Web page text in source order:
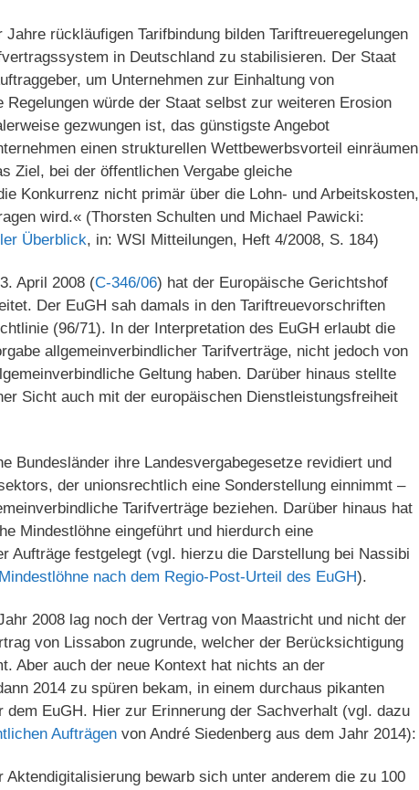
rückläufigen Tarifbindung bilden Tariftreueregelungen
in Deutschland zu stabilisieren. Der Staat
um Unternehmen zur Einhaltung von
würde der Staat selbst zur weiteren Erosion
gezwungen ist, das günstigste Angebot
einen strukturellen Wettbewerbsvorteil einräumen
Ziel, bei der öffentlichen Vergabe gleiche
Konkurrenz nicht primär über die Lohn- und Arbeitskosten,
wird.« (Thorsten Schulten und Michael Pawicki:
Überblick, in: WSI Mitteilungen, Heft 4/2008, S. 184)
April 2008 (C-346/06) hat der Europäische Gerichtshof
Der EuGH sah damals in den Tariftreuevorschriften
(96/71). In der Interpretation des EuGH erlaubt die
allgemeinverbindlicher Tarifverträge, nicht jedoch von
Geltung haben. Darüber hinaus stellte
Sicht auch mit der europäischen Dienstleistungsfreiheit
Bundesländer ihre Landesvergabegesetze revidiert und
der unionsrechtlich eine Sonderstellung einnimmt –
Tarifverträge beziehen. Darüber hinaus hat
Mindestlöhne eingeführt und hierdurch eine
Aufträge festgelegt (vgl. hierzu die Darstellung bei Nassibi
nach dem Regio-Post-Urteil des EuGH).
2008 lag noch der Vertrag von Maastricht und nicht der
von Lissabon zugrunde, welcher der Berücksichtigung
Aber auch der neue Kontext hat nichts an der
2014 zu spüren bekam, in einem durchaus pikanten
EuGH. Hier zur Erinnerung der Sachverhalt (vgl. dazu
Aufträgen von André Siedenberg aus dem Jahr 2014):
bewarb sich unter anderem die zu 100